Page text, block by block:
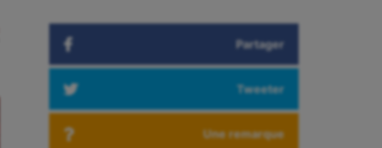
Partager
Tweeter
Une remarque